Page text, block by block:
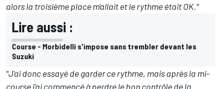
alors la troisième place m'allait et le rythme était OK."
Lire aussi :
Course - Morbidelli s'impose sans trembler devant les
Suzuki
"J'ai donc essayé de garder ce rythme, mais après la mi-
course j'ai commencé à perdre le bon contrôle de la